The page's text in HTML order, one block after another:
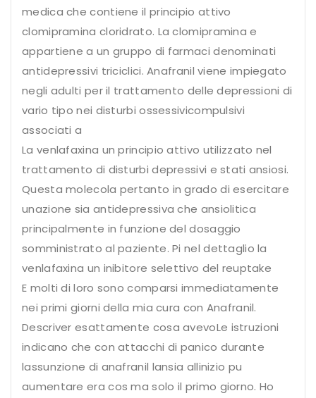
medica che contiene il principio attivo
clomipramina cloridrato. La clomipramina e
appartiene a un gruppo di farmaci denominati
antidepressivi triciclici. Anafranil viene impiegato
negli adulti per il trattamento delle depressioni di
vario tipo nei disturbi ossessivicompulsivi
associati a
La venlafaxina un principio attivo utilizzato nel
trattamento di disturbi depressivi e stati ansiosi.
Questa molecola pertanto in grado di esercitare
unazione sia antidepressiva che ansiolitica
principalmente in funzione del dosaggio
somministrato al paziente. Pi nel dettaglio la
venlafaxina un inibitore selettivo del reuptake
E molti di loro sono comparsi immediatamente
nei primi giorni della mia cura con Anafranil.
Descriver esattamente cosa avevoLe istruzioni
indicano che con attacchi di panico durante
lassunzione di anafranil lansia allinizio pu
aumentare era cos ma solo il primo giorno. Ho